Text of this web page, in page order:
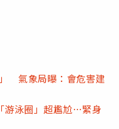
氣象局曝：會危害建
游泳圈」超尷尬…緊身